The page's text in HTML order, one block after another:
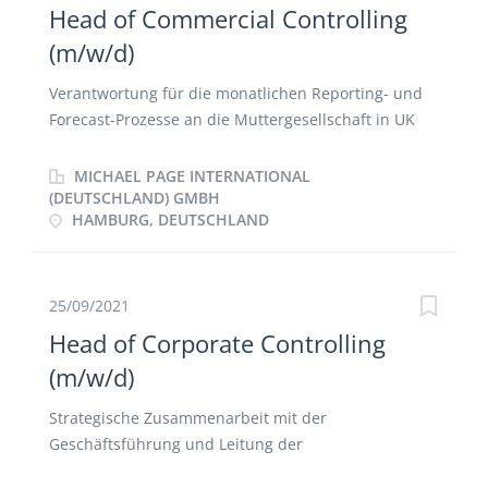
Head of Commercial Controlling
(m/w/d)
Verantwortung für die monatlichen Reporting- und
Forecast-Prozesse an die Mutter­gesellschaft in UK
Unit Deutschland Fokus auf das Marketing
Controlling (Marketingbudget, Herstellungskosten,
etc.) sowie dem Business Partnering Koordination
Abstimmung mit den deutschen Werken im Rahmen
Zusammenarbeit mit Sales Controlling für Monats-
und Quartalsabschlüsse sowie der monatlichen
Volumen- und Umsatz-Forecasts Ansprechpartner
für externe und interne Auditoren im Rahmen der
Rechnungslegung (IFRS, HGB) sowie für SOX für die
MICHAEL PAGE INTERNATIONAL
(DEUTSCHLAND) GMBH
HAMBURG, DEUTSCHLAND
25/09/2021
Head of Corporate Controlling
(m/w/d)
Strategische Zusammenarbeit mit der
Geschäftsführung und Leitung der